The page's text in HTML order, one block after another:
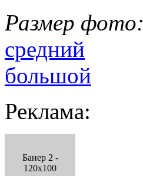
Размер фото:
средний
большой
Реклама:
Банер 2 -
120x100